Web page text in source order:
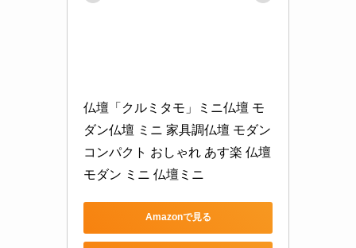
仏壇「クルミタモ」ミニ仏壇 モ
ダン仏壇 ミニ 家具調仏壇 モダン
コンパクト おしゃれ あす楽 仏壇
モダン ミニ 仏壇ミニ
Amazonで見る